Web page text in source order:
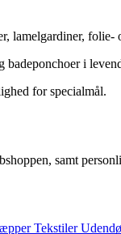
lamelgardiner,
i
for specialmål.
samt
Tekstiler